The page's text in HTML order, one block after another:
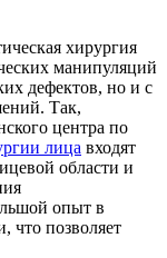
хирургия
манипуляций
дефектов, но и с
Так,
центра по
лица входят
области и
опыт в
что позволяет